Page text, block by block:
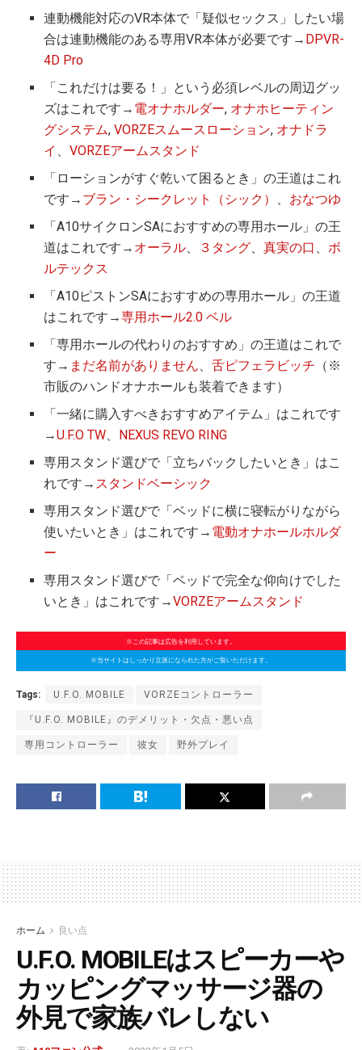
連動機能対応のVR本体で「疑似セックス」したい場
合は連動機能のある専用VR本体が必要です→ DPVR-
4D Pro
「これだけは要る！」という必須レベルの周辺グッ
ズはこれです→ 電オナホルダー, オナホヒーティン
グシステム,VORZEスムースローション, オナドラ
イ 、VORZEアームスタンド
「ローションがすぐ乾いて困るとき」の王道はこれ
です→ ブラン・シークレット（シック） 、 おなつゆ
「A10サイクロンSAにおすすめの専用ホール」の王
道はこれです→ オーラル、 ３タング、真実の口 、ボ
ルテックス
「A10ピストンSAにおすすめの専用ホール」の王道
はこれです→専用ホール2.0 ベル
「専用ホールの代わりのおすすめ」の王道はこれで
す→ まだ名前がありません、舌ピフェラビッチ （※
市販のハンドオナホールも装着できます）
「一緒に購入すべきおすすめアイテム」はこれです
→U.F.O TW、
NEXUS REVO RING
専用スタンド選びで「立ちバックしたいとき」はこ
れです→ スタンドベーシック
専用スタンド選びで「ベッドに横に寝転がりながら
使いたいとき」はこれです→ 電動オナホールホルダ
ー
専用スタンド選びで「ベッドで完全な仰向けでした
いとき」はこれです→VORZEアームスタンド
※この記事は広告を利用しています。
※当サイトはしっかり立派になられた方がご覧いただけます。
Tags: U.F.O. MOBILE VORZEコントローラー
『U.F.O. MOBILE』のデメリット・欠点・悪い点
専用コントローラー 彼女 野外プレイ
ホーム 良い点
U.F.O. MOBILEはスピーカーや
カッピングマッサージ器の
外見で家族バレしない